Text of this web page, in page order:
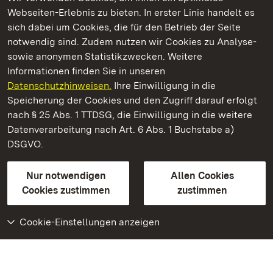
Webseiten-Erlebnis zu bieten. In erster Linie handelt es
sich dabei um Cookies, die für den Betrieb der Seite
notwendig sind. Zudem nutzen wir Cookies zu Analyse-
sowie anonymen Statistikzwecken. Weitere
Informationen finden Sie in unseren
Datenschutzhinweisen. Ihre Einwilligung in die
Speicherung der Cookies und den Zugriff darauf erfolgt
nach § 25 Abs. 1 TTDSG, die Einwilligung in die weitere
Datenverarbeitung nach Art. 6 Abs. 1 Buchstabe a)
DSGVO.
Nur notwendigen
Cookies zustimmen
Allen Cookies
zustimmen
Cookie-Einstellungen anzeigen
Kommen. Staunen. Genießen.
Staatliche Schlösser und Gärten Baden‑Württemberg
Staatliche Schlösser und Gärten Baden-Württemberg
Kontakt
GebärdenspracheLeichte Sprache
Erklärung zur Barrierefreiheit
BITV-konform (geprüfte Seiten)
Weiteres